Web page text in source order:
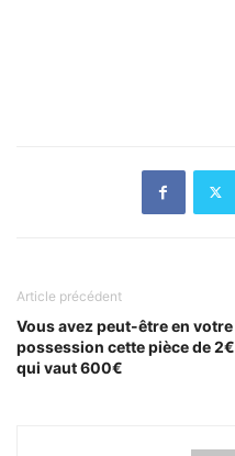
Article précédent
Vous avez peut-être en votre
possession cette pièce de 2€
qui vaut 600€